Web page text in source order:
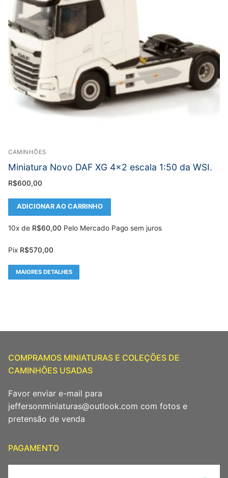
CAMINHÕES
Miniatura Novo DAF XG 4×2 escala 1:50 da WSI.
R$600,00
ADICIONAR AO CARRINHO
10x de R$60,00 Pelo Mercado Pago sem juros
Pix R$570,00
MAIORES DETALHES
COMPRAMOS MINIATURAS E COLEÇÕES DE
CAMINHÕES USADAS
Favor enviar e-mail para
jeffersonminiaturas@outlook.com com fotos e
pretensão de venda
PAGAMENTO